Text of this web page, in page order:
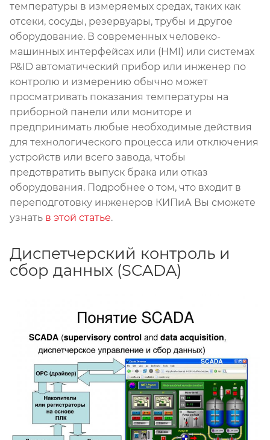
температуры в измеряемых средах, таких как
отсеки, сосуды, резервуары, трубы и другое
оборудование. В современных человеко-
машинных интерфейсах или (HMI) или системах
P&ID автоматический прибор или инженер по
контролю и измерению обычно может
просматривать показания температуры на
приборной панели или мониторе и
предпринимать любые необходимые действия
для технологического процесса или отключения
устройств или всего завода, чтобы
предотвратить выпуск брака или отказ
оборудования. Подробнее о том, что входит в
переподготовку инженеров КИПиА Вы сможете
узнать в этой статье.
Диспетчерский контроль и
сбор данных (SCADA)